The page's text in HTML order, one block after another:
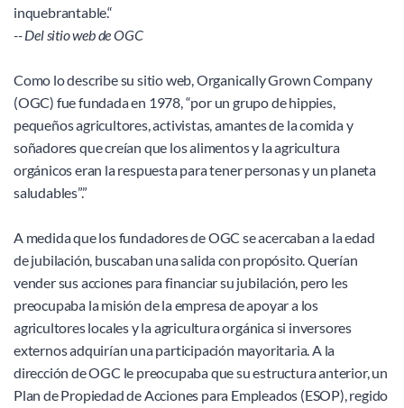
inquebrantable.“
-- Del sitio web de OGC
Como lo describe su sitio web, Organically Grown Company
(OGC) fue fundada en 1978, “por un grupo de hippies,
pequeños agricultores, activistas, amantes de la comida y
soñadores que creían que los alimentos y la agricultura
orgánicos eran la respuesta para tener personas y un planeta
saludables”.”
A medida que los fundadores de OGC se acercaban a la edad
de jubilación, buscaban una salida con propósito. Querían
vender sus acciones para financiar su jubilación, pero les
preocupaba la misión de la empresa de apoyar a los
agricultores locales y la agricultura orgánica si inversores
externos adquirían una participación mayoritaria. A la
dirección de OGC le preocupaba que su estructura anterior, un
Plan de Propiedad de Acciones para Empleados (ESOP), regido